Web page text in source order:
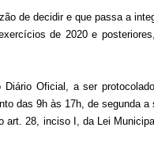
de decidir eque passa a
exercícios de 2020 e
Oficial, a ser
das 9h às 17h, de segunda a
28, inciso I, da Lei